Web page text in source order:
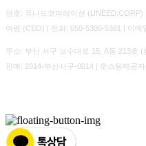
상호: 유니드코퍼레이션
여명 (CEO) | 전화: 050-5300-5381 | 이메
주소: 부산 서구 보수대로 15, A동 213호
판매: 2014-부산서구-0014 | 호스팅제공